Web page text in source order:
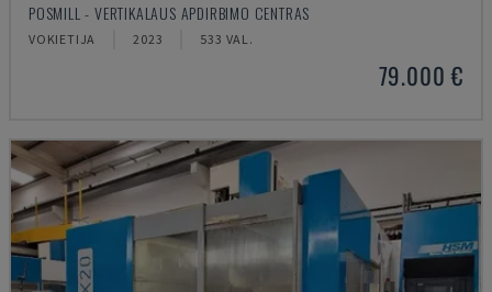
POSMILL - VERTIKALAUS APDIRBIMO CENTRAS
VOKIETIJA 2023 533 VAL.
79.000 €